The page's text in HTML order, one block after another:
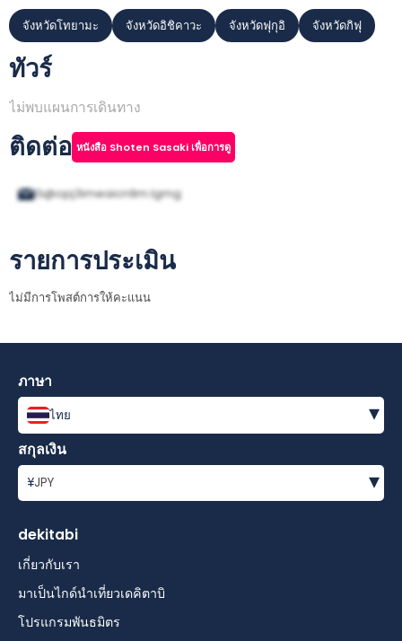
จังหวัดโทยามะ จังหวัดอิชิคาวะ จังหวัดฟุกุอิ จังหวัดกิฟุ
ทัวร์
ไม่พบแผนการเดินทาง
ติดต่อ หนังสือ Shoten Sasaki เพื่อการดู
0i@opj3imeaicn9m.lgmg
รายการประเมิน
ไม่มีการโพสต์การให้คะแนน
ภาษา
ไทย ▾
สกุลเงิน
¥JPY ▾
dekitabi
เกี่ยวกับเรา
มาเป็นไกด์นำเที่ยวเดคิตาบิ
โปรแกรมพันธมิตร